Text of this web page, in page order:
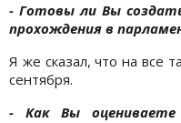
- Готовы ли Вы
прохождения в
Я же сказал, что на все
сентября.
- Как Вы